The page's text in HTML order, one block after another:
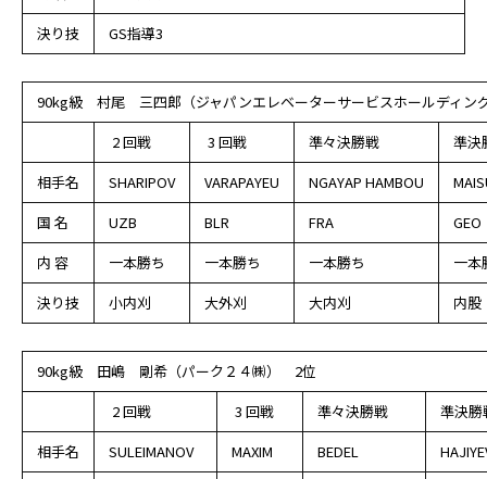
決り技
GS指導3
90kg級 村尾 三四郎（ジャパンエレベーターサービスホールディ
2 回戦
3 回戦 準々決勝戦
準決
相手名
SHARIPOV VARAPAYEU NGAYAP HAMBOU
国 名
UZB BLR FRA
GEO
内 容
一本勝ち 一本勝ち 一本勝ち
一本
決り技
小内刈 大外刈 大内刈 内股
90kg級 田嶋 剛希（パーク２４㈱） 2位
2 回戦
3 回戦 準々決勝戦
準決勝
相手名
SULEIMANOV MAXIM BEDEL